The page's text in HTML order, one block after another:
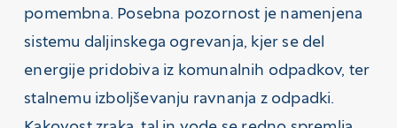
pomembna. Posebna pozornost je namenjena
sistemu daljinskega ogrevanja, kjer se del
energije pridobiva iz komunalnih odpadkov, ter
stalnemu izboljševanju ravnanja z odpadki.